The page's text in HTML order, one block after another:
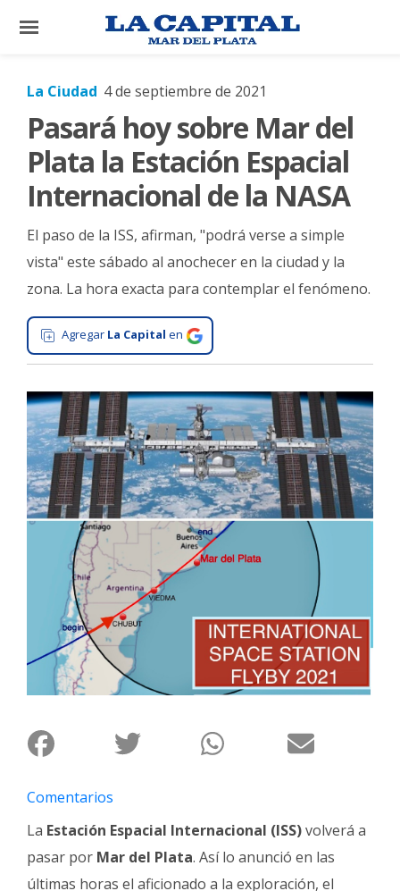
×
El
País
El
Mundo
La
Zona
Cultura
Tecnología
Gastronomía
Salud
Interés
General
La
Ciudad
Deportes
Espectáculos
Policiales
Cartelera
Familia
La Ciudad 4 de septiembre de 2021
Pasará hoy sobre Mar del
Plata la Estación Espacial
Internacional de la NASA
El paso de la ISS, afirman, "podrá verse a simple
vista" este sábado al anochecer en la ciudad y la
zona. La hora exacta para contemplar el fenómeno.
Agregar La Capital en
Comentarios
La Estación Espacial Internacional (ISS)volverá a
pasar por Mar del Plata. Así lo anunció en las
últimas horas el aficionado a la exploración, el